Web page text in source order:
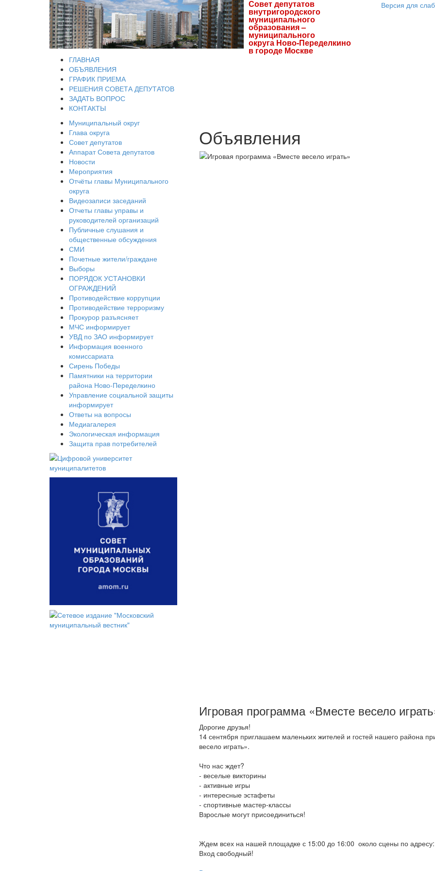
Совет депутатов
внутригородского
муниципального
образования –
муниципального
округа Ново-Переделкино
в городе Москве
Версия для
ГЛАВНАЯ
ОБЪЯВЛЕНИЯ
ГРАФИК ПРИЕМА
РЕШЕНИЯ СОВЕТА ДЕПУТАТОВ
ЗАДАТЬ ВОПРОС
КОНТАКТЫ
Муниципальный округ
Глава округа
Совет депутатов
Аппарат Совета депутатов
Новости
Мероприятия
Отчёты главы Муниципального
округа
Видеозаписи заседаний
Отчеты главы управы и
руководителей организаций
Публичные слушания и
общественные обсуждения
СМИ
Почетные жители/граждане
Выборы
ПОРЯДОК УСТАНОВКИ
ОГРАЖДЕНИЙ
Противодействие коррупции
Противодействие терроризму
Прокурор разъясняет
МЧС информирует
УВД по ЗАО информирует
Информация военного
комиссариата
Сирень Победы
Памятники на территории
района Ново-Переделкино
Управление социальной защиты
информирует
Ответы на вопросы
Медиагалерея
Экологическая информация
Защита прав потребителей
Объявления
Игровая программа «Вместе весело
Дорогие друзья!
14 сентября приглашаем маленьких жителей и гостей нашего района
весело играть».
Что нас ждет?
- веселые викторины
- активные игры
- интересные эстафеты
- спортивные мастер-классы
Взрослые могут присоединиться!
Ждем всех на нашей площадке с 15:00 до 16:00 около сцены по адресу:
Вход свободный!